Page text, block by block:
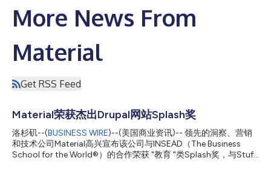
More News From
Material
Get RSS Feed
Material荣获杰出Drupal网站Splash奖
洛杉矶--(BUSINESS WIRE)--(美国商业资讯)-- 领先的洞察、营销
和技术公司Material高兴宣布该公司与INSEAD（The Business
School for the World®）的合作荣获 "教育 "类Splash奖，与Stuff